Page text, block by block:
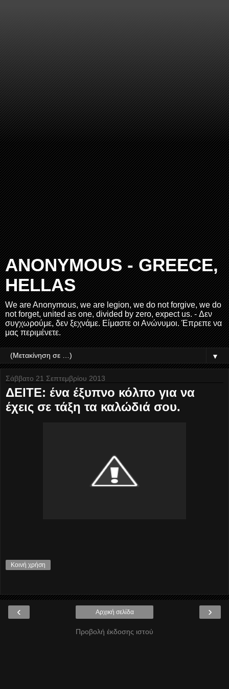
ANONYMOUS - GREECE,
HELLAS
We are Anonymous, we are legion, we do not forgive, we do
not forget, united as one, divided by zero, expect us. - Δεν
συγχωρούμε, δεν ξεχνάμε. Είμαστε οι Ανώνυμοι. Έπρεπε να
μας περιμένετε.
▼
Σάββατο 21 Σεπτεμβρίου 2013
ΔΕΙΤΕ: ένα έξυπνο κόλπο για να
έχεις σε τάξη τα καλώδιά σου.
Κοινή χρήση
‹ ›
Αρχική σελίδα
Προβολή έκδοσης ιστού